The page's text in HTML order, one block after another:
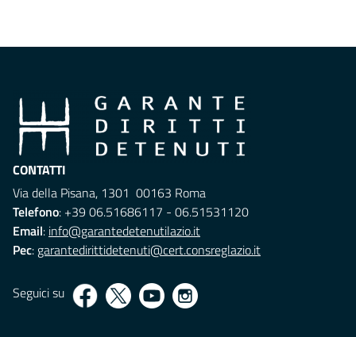
CONTATTI
Via della Pisana, 1301 00163 Roma
Telefono: +39 06.51686117 - 06.51531120
Email: info@garantedetenutilazio.it
Pec: garantedirittidetenuti@cert.consreglazio.it
Seguici su